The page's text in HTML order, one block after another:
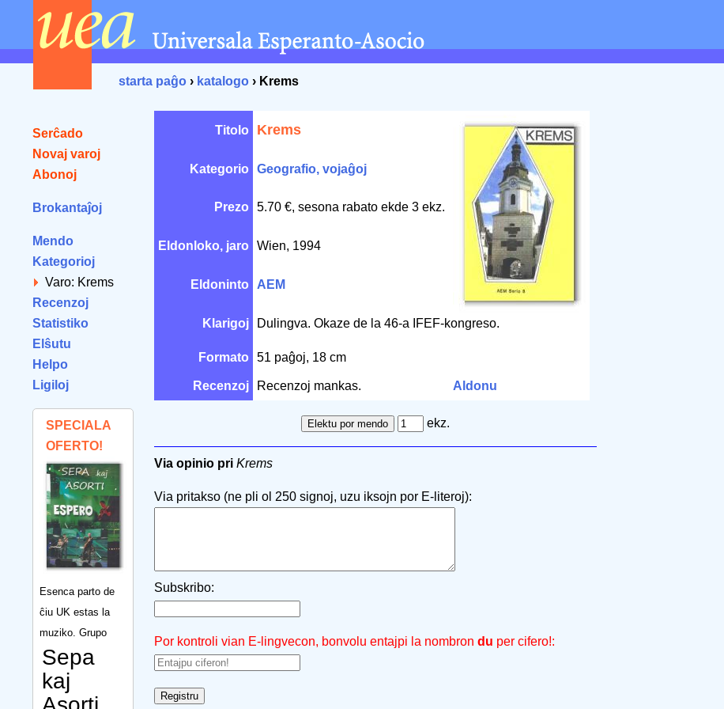
starta paĝo › katalogo › Krems
Serĉado
Novaj varoj
Abonoj
Brokantaĵoj
Mendo
Kategorioj
Varo: Krems
Recenzoj
Statistiko
Elŝutu
Helpo
Ligiloj
SPECIALA
OFERTO!
Esenca parto de
ĉiu UK estas la
muziko. Grupo
Sepa
kaj
Titolo Krems
Kategorio Geografio, vojaĝoj
Prezo 5.70 €, sesona rabato ekde 3 ekz.
Eldonloko, jaro Wien, 1994
Eldoninto AEM
Klarigoj Dulingva. Okaze de la 46-a IFEF-kongreso.
Formato 51 paĝoj, 18 cm
Recenzoj Recenzoj mankas. Aldonu
ekz.
Via opinio pri Krems
Via pritakso (ne pli ol 250 signoj, uzu iksojn por E-literoj):
Subskribo:
Por kontroli vian E-lingvecon, bonvolu entajpi la nombron du per cifero!: